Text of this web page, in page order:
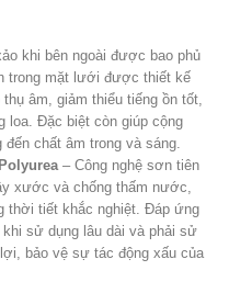
khi bên ngoài được bao phủ
trong mặt lưới được thiết kế
âm, giảm thiểu tiếng ồn tốt,
loa. Đặc biệt còn giúp cộng
chất âm trong và sáng.
Polyurea– Công nghệ sơn tiên
xước và chống thấm nước,
thời tiết khắc nghiệt. Đáp ứng
sử dụng lâu dài và phải sử
bảo vệ sự tác động xấu của